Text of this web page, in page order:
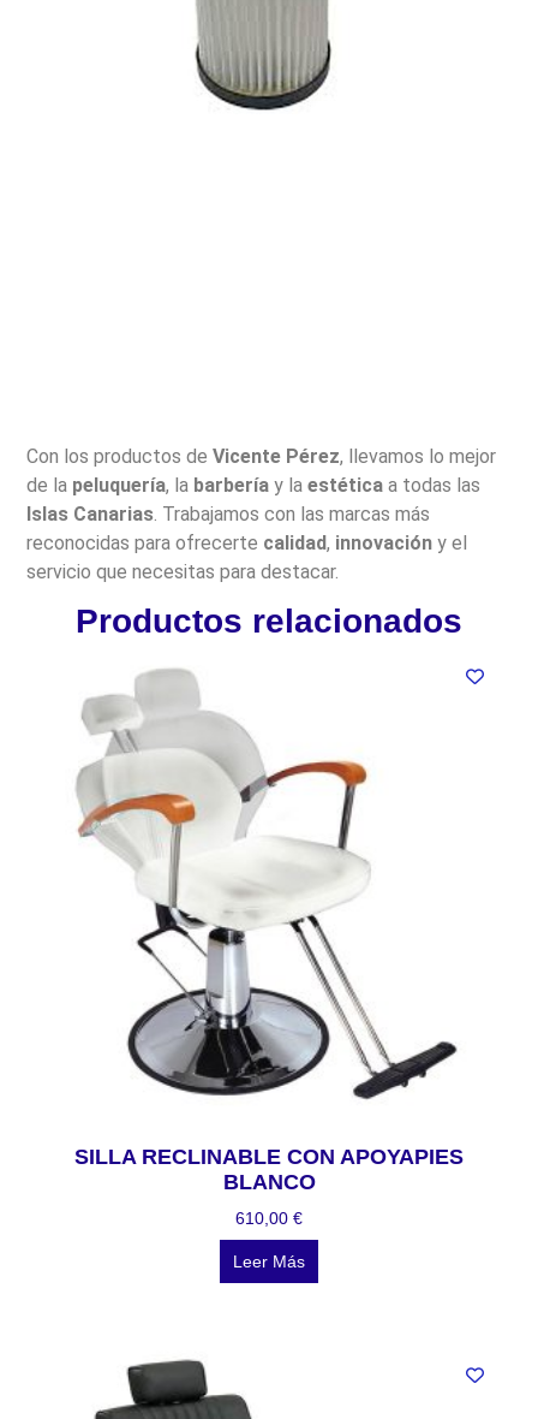
Con los productos deVicente Pérez, llevamos lo mejor
de la peluquería, la barbería y laestética a todas las
Islas Canarias . Trabajamos con las marcas más
reconocidas para ofrecerte calidad, innovación y el
servicio que necesitas para destacar.
Productos relacionados
SILLA RECLINABLE CON APOYAPIES
BLANCO
610,00 €
Leer Más